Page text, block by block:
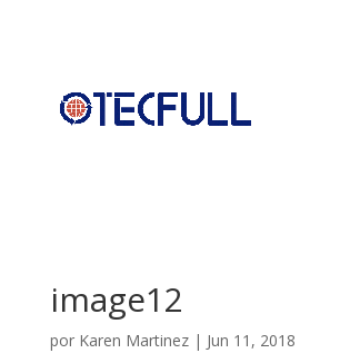
image12
por Karen Martinez| Jun 11, 2018